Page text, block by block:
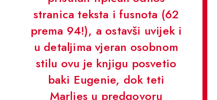
stranica teksta i fusnota (62
prema 94!), a ostavši uvijek i
u detaljima vjeran osobnom
stilu ovu je knjigu posvetio
baki Eugenie, dok teti
Marlies u predgovoru